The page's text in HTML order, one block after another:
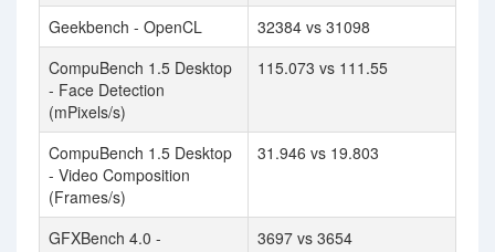
Geekbench - OpenCL
32384 vs 31098
CompuBench 1.5 Desktop
- Face Detection
(mPixels/s)
115.073 vs 111.55
CompuBench 1.5 Desktop
- Video Composition
(Frames/s)
31.946 vs 19.803
GFXBench 4.0 -
3697 vs 3654